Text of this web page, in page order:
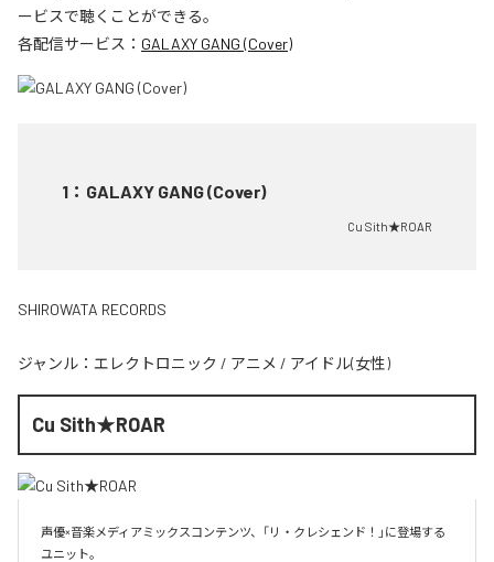
ービスで聴くことができる。
各配信サービス： GALAXY GANG (Cover)
1 ： GALAXY GANG (Cover)
Cu Sith★ROAR
SHIROWATA RECORDS
ジャンル： エレクトロニック / アニメ / アイドル(女性)
Cu Sith★ROAR
声優×音楽メディアミックスコンテンツ、「リ・クレシェンド！」に登場する
ユニット。